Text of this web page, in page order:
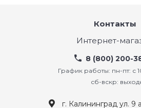
Контакты
Интернет-
8 (800) 200-
График работы: пн-пт: с
сб-вскр:
г. Калининград ул. 9